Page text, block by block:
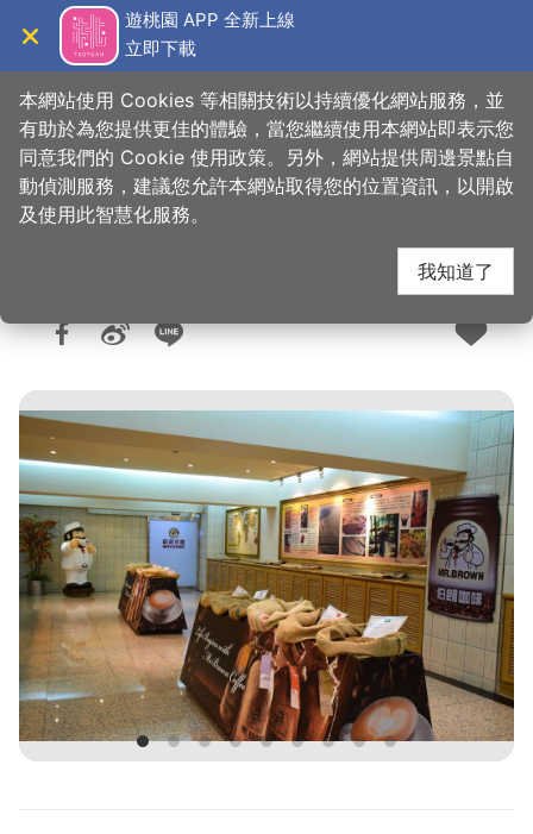
主
遊桃園 APP 全新上線
立即下載
首頁 > 購好物 > 購物快搜
金車咖啡文教館
人氣：1.1萬
本網站使用 Cookies 等相關技術以持續優化網站服務，並
有助於為您提供更佳的體驗，當您繼續使用本網站即表示您
同意我們的 Cookie 使用政策。另外，網站提供周邊景點自
動偵測服務，建議您允許本網站取得您的位置資訊，以開啟
及使用此智慧化服務。
我知道了